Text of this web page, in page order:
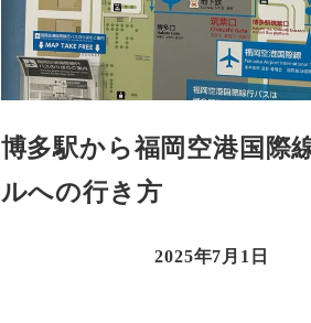
博多駅から福岡空港国際
ルへの行き方
2025年7月1日